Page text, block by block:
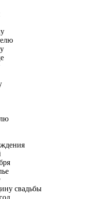
свадьбы